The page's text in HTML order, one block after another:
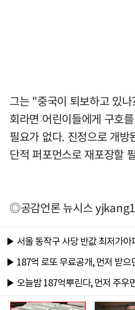
그는 "중국이 퇴보하고 있
회라면 어린이들에게 구호
필요가 없다. 진정으로 개방
단적 퍼포먼스로 재포장할
◎공감언론 뉴시스